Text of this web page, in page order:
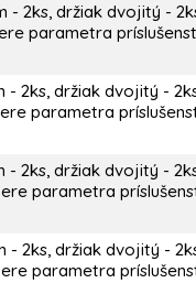
- 2ks, držiak dvojitý -
parametra
- 2ks, držiak dvojitý -
parametra
- 2ks, držiak dvojitý -
parametra
- 2ks, držiak dvojitý -
parametra